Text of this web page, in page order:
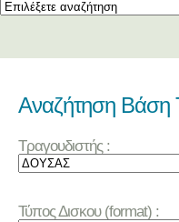
Αναζήτηση Βάση
Τραγουδιστής :
Τύπος Δισκου (format) :